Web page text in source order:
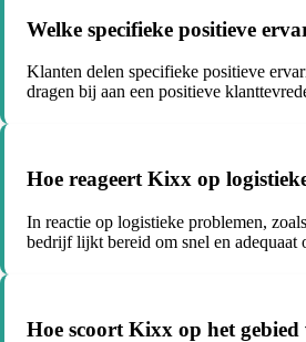
Welke specifieke positieve
Klanten delen specifieke positieve
dragen bij aan een positieve
Hoe reageert Kixx op
In reactie op logistieke problemen,
bedrijf lijkt bereid om snel en adequaat
Hoe scoort Kixx op het